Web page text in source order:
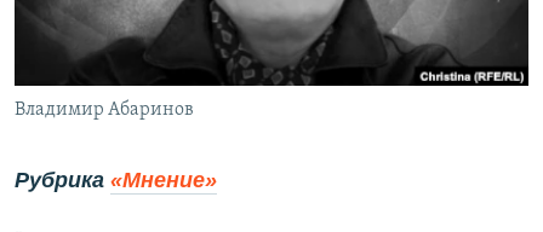
ПОБЕДИТЕЛЕЙ НЕ СУДЯТ?
КРЫМ.НЕПОКОРЕННЫЙ
ELIFBE
ПРИСОЕДИНЯЙТЕСЬ!
Все сайты RFE/RL
Владимир Абаринов
Рубрика «Мнение»